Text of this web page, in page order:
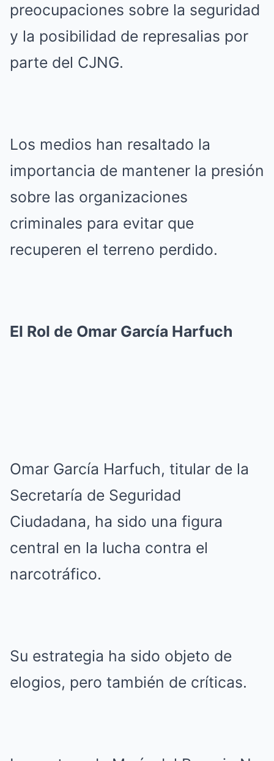
preocupaciones sobre la seguridad
y la posibilidad de represalias por
parte del CJNG.
Los medios han resaltado la
importancia de mantener la presión
sobre las organizaciones
criminales para evitar que
recuperen el terreno perdido.
El Rol de Omar García Harfuch
Omar García Harfuch, titular de la
Secretaría de Seguridad
Ciudadana, ha sido una figura
central en la lucha contra el
narcotráfico.
Su estrategia ha sido objeto de
elogios, pero también de críticas.